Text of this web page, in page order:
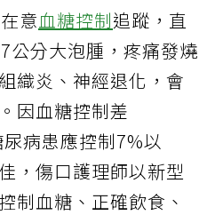
意血糖控制追蹤，直
分大泡腫，疼痛發燒
織炎、神經退化，會
因血糖控制差
病患應控制7%以
，傷口護理師以新型
制血糖、正確飲食、